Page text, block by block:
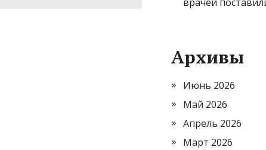
врачей
Архивы
Июнь 2026
Май 2026
Апрель 2026
Март 2026